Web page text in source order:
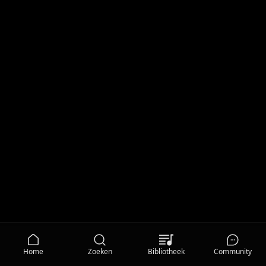
Home Zoeken Bibliotheek Community